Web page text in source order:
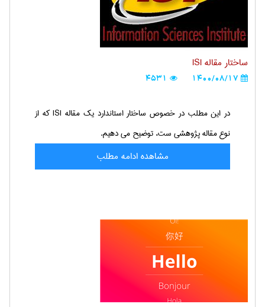
ساختار مقاله ISI
1400/08/17
4531
در این مطلب در خصوص ساختار استاندارد یک مقاله ISI که از
نوع مقاله پژوهشی ست، توضیح می دهیم.
مشاهده ادامه مطلب